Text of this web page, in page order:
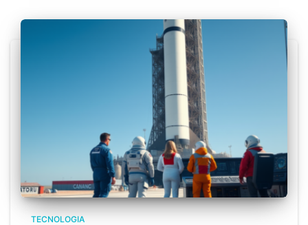
TECNOLOGIA